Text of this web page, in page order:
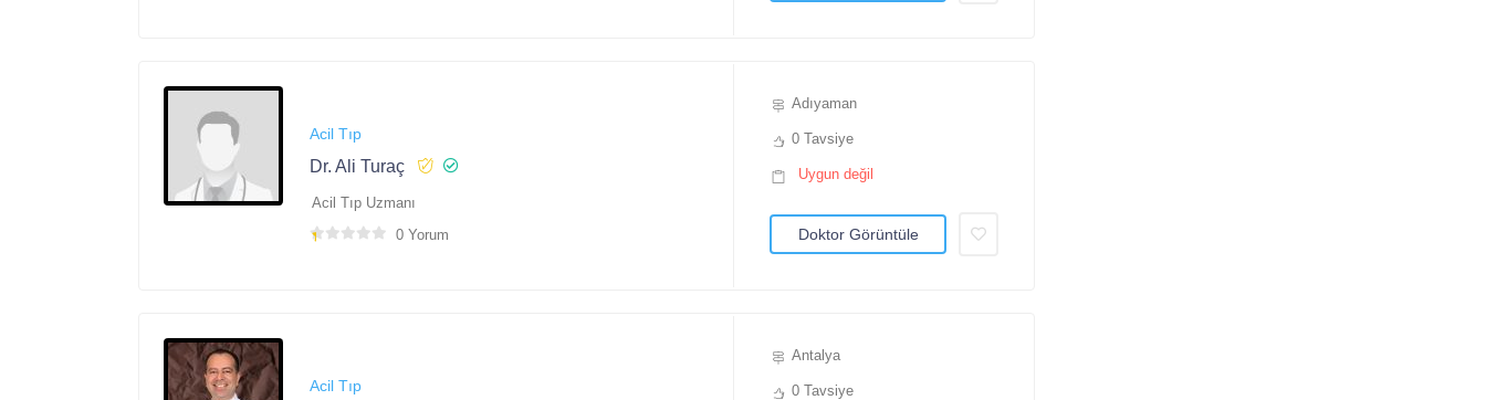
Acil Tıp
Dr. Ali Turaç
Acil Tıp Uzmanı
0 Yorum
Adıyaman
0 Tavsiye
Uygun değil
Doktor Görüntüle
Acil Tıp
Antalya
0 Tavsiye